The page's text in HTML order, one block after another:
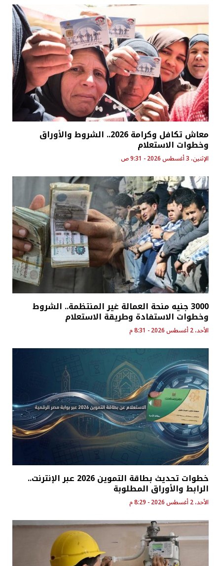
معاش تكافل وكرامة 2026.. الشروط والأوراق
وخطوات الاستعلام
الإثنين، 3 أغسطس 2026 - 9:31 ص
3000 جنيه منحة العمالة غير المنتظمة.. الشروط
وخطوات الاستفادة وطريقة الاستعلام
الأحد، 2 أغسطس 2026 - 8:31 م
خطوات تحديث بطاقة التموين 2026 عبر الإنترنت..
الرابط والأوراق المطلوبة
الأحد، 2 أغسطس 2026 - 8:29 م